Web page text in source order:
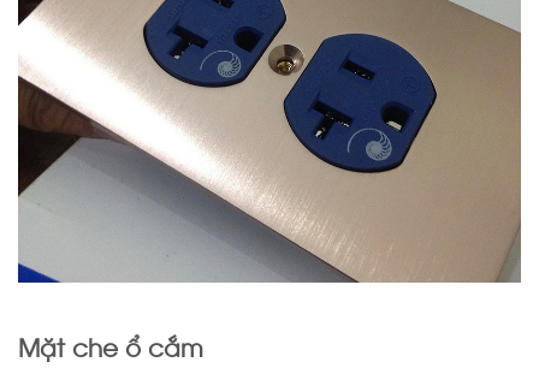
Mặt che ổ cắm